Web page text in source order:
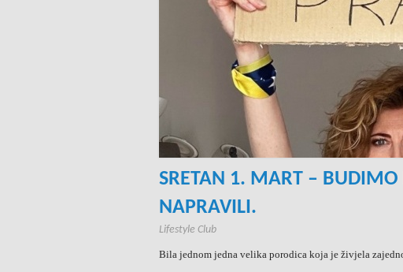
SRETAN 1. MART –
NAPRAVILI.
Lifestyle Club
Bila jednom jedna velika porodica koja je živjela